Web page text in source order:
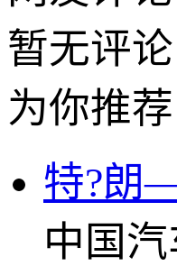
暂无评论
为你推荐
特?朗
中国